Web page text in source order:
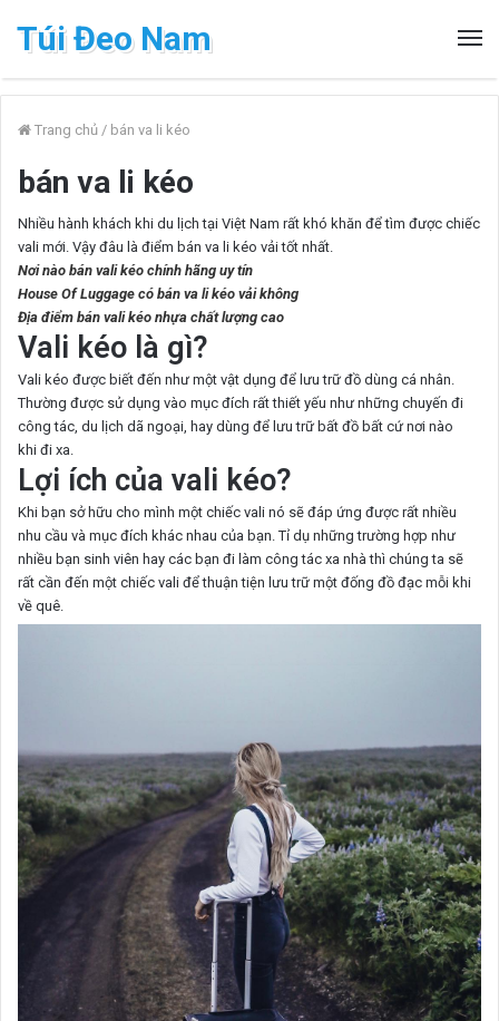
Túi Đeo Nam
Trang chủ / bán va li kéo
bán va li kéo
Nhiều hành khách khi du lịch tại Việt Nam rất khó khăn để tìm được chiếc
vali mới. Vậy đâu là điểm bán va li kéo vải tốt nhất.
Nơi nào bán vali kéo chính hãng uy tín
House Of Luggage có bán va li kéo vải không
Địa điểm bán vali kéo nhựa chất lượng cao
Vali kéo là gì?
Vali kéo được biết đến như một vật dụng để lưu trữ đồ dùng cá nhân.
Thường được sử dụng vào mục đích rất thiết yếu như những chuyến đi
công tác, du lịch dã ngoại, hay dùng để lưu trữ bất đồ bất cứ nơi nào
khi đi xa.
Lợi ích của vali kéo?
Khi bạn sở hữu cho mình một chiếc vali nó sẽ đáp ứng được rất nhiều
nhu cầu và mục đích khác nhau của bạn. Tỉ dụ những trường hợp như
nhiều bạn sinh viên hay các bạn đi làm công tác xa nhà thì chúng ta sẽ
rất cần đến một chiếc vali để thuận tiện lưu trữ một đống đồ đạc mỗi khi
về quê.